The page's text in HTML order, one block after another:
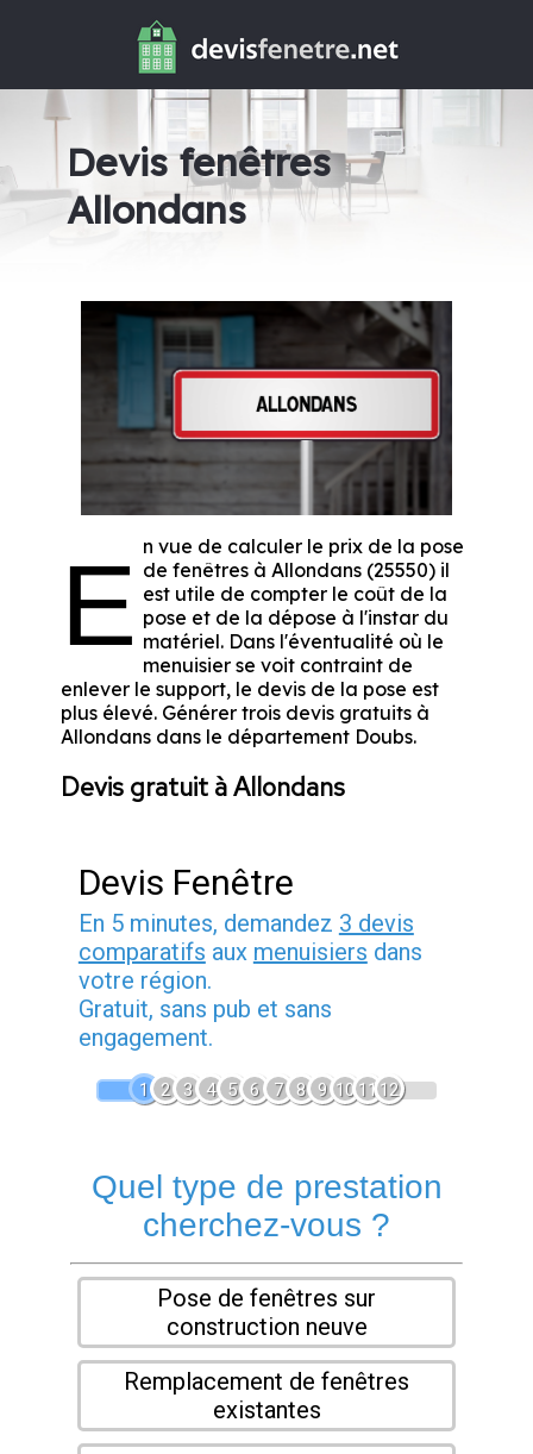
Devis fenêtres
Allondans
E n vue de calculer le prix de la pose
de fenêtres à Allondans (25550) il
est utile de compter le coût de la
pose et de la dépose à l'instar du
matériel. Dans l'éventualité où le
menuisier se voit contraint de
enlever le support, le devis de la pose est
plus élevé. Générer trois devis gratuits à
Allondans dans le département Doubs.
Devis gratuit à Allondans
Devis Fenêtre
En 5 minutes, demandez 3 devis
comparatifs aux menuisiers dans
votre région.
Gratuit, sans pub et sans
engagement.
1 2 3 4 5 6 7 8 9 1011 12
Quel type de prestation
cherchez-vous ?
Pose de fenêtres sur
construction neuve
Remplacement de fenêtres
existantes